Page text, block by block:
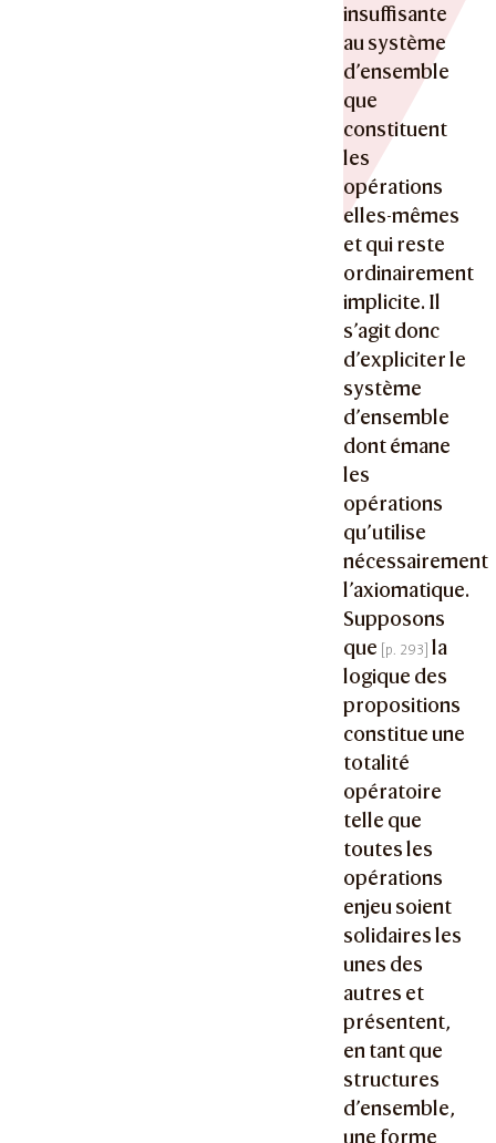
insuffisante
au système
d’ensemble
que
constituent
les
opérations
elles-mêmes
et qui reste
ordinairement
implicite. Il
s’agit donc
d’expliciter le
système
d’ensemble
dont émane
les
opérations
qu’utilise
nécessairement
l’axiomatique.
Supposons
que
la
logique des
propositions
constitue une
totalité
opératoire
telle que
toutes les
opérations
enjeu soient
solidaires les
unes des
autres et
présentent,
en tant que
structures
d’ensemble,
une forme